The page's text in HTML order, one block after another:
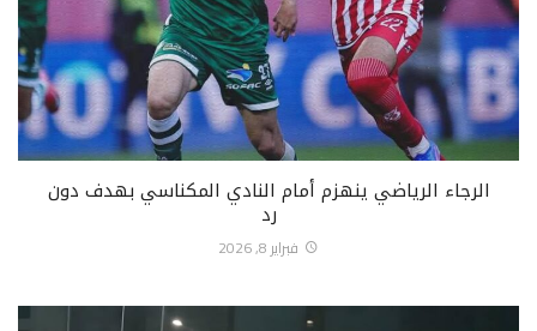
الرجاء الرياضي ينهزم أمام النادي المكناسي بهدف دون
رد
فبراير 8, 2026